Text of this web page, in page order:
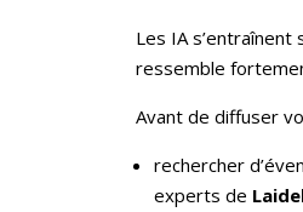
Les IA
ressemble
Avant de diffuser
rechercher
experts de